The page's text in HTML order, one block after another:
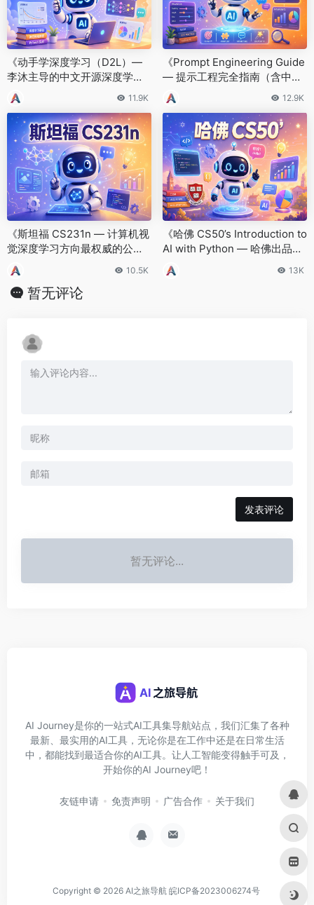
《动手学深度学习（D2L）—
李沐主导的中文开源深度学习
教材》
11.9K
《Prompt Engineering Guide
— 提示工程完全指南（含中文
版）》
12.9K
《斯坦福 CS231n — 计算机视
觉深度学习方向最权威的公开
课》
10.5K
《哈佛 CS50’s Introduction to
AI with Python — 哈佛出品的
免费 AI 入门课》
13K
暂无评论
发表评论
暂无评论...
AI Journey是你的一站式AI工具集导航站点，我们汇集了各种
最新、最实用的AI工具，无论你是在工作中还是在日常生活
中，都能找到最适合你的AI工具。让人工智能变得触手可及，
开始你的AI Journey吧！
友链申请 免责声明 广告合作 关于我们
Copyright © 2026 AI之旅导航 皖ICP备2023006274号